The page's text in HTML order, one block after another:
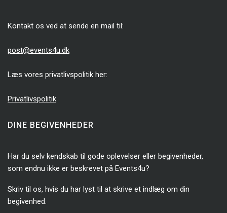
Kontakt os ved at sende en mail til:
post@events4u.dk
Læs vores privatlivspolitik her:
Privatlivspolitik
DINE BEGIVENHEDER
Har du selv kendskab til gode oplevelser eller begivenheder,
som endnu ikke er beskrevet på Events4u?
Skriv til os, hvis du har lyst til at skrive et indlæg om din
begivenhed.